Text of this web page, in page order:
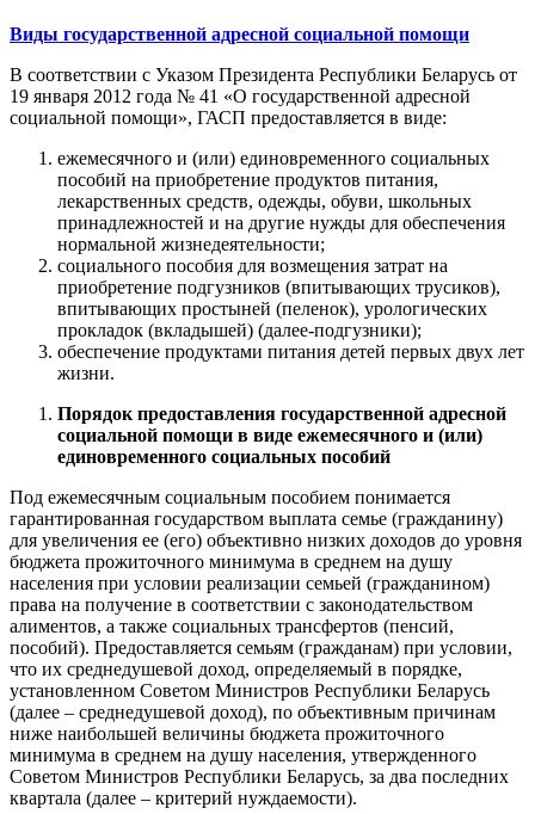
Виды государственной адресной социальной помощи
В соответствии с Указом Президента Республики Беларусь от
19 января 2012 года № 41 «О государственной адресной
социальной помощи», ГАСП предоставляется в виде:
ежемесячного и (или) единовременного социальных
пособий на приобретение продуктов питания,
лекарственных средств, одежды, обуви, школьных
принадлежностей и на другие нужды для обеспечения
нормальной жизнедеятельности;
социального пособия для возмещения затрат на
приобретение подгузников (впитывающих трусиков),
впитывающих простыней (пеленок), урологических
прокладок (вкладышей) (далее-подгузники);
обеспечение продуктами питания детей первых двух лет
жизни.
Порядок предоставления государственной адресной
социальной помощи в виде ежемесячного и (или)
единовременного социальных пособий
Под ежемесячным социальным пособием понимается
гарантированная государством выплата семье (гражданину)
для увеличения ее (его) объективно низких доходов до уровня
бюджета прожиточного минимума в среднем на душу
населения при условии реализации семьей (гражданином)
права на получение в соответствии с законодательством
алиментов, а также социальных трансфертов (пенсий,
пособий). Предоставляется семьям (гражданам) при условии,
что их среднедушевой доход, определяемый в порядке,
установленном Советом Министров Республики Беларусь
(далее – среднедушевой доход), по объективным причинам
ниже наибольшей величины бюджета прожиточного
минимума в среднем на душу населения, утвержденного
Советом Министров Республики Беларусь, за два последних
квартала (далее – критерий нуждаемости).